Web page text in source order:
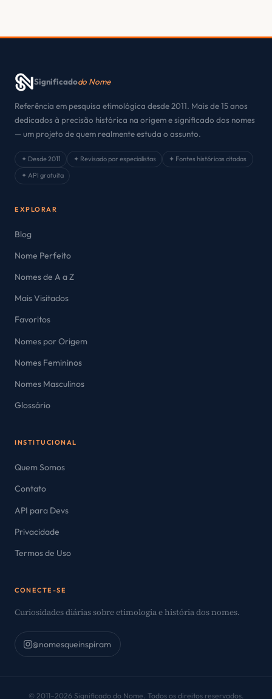
Significadodo Nome
Referência em pesquisa etimológica desde 2011. Mais de 15 anos
dedicados à precisão histórica na origem e significado dos nomes
— um projeto de quem realmente estuda o assunto.
✦ Desde 2011 ✦ Revisado por especialistas
✦ Fontes históricas citadas
✦ API gratuita
EXPLORAR
Blog
Nome Perfeito
Nomes de A a Z
Mais Visitados
Favoritos
Nomes por Origem
Nomes Femininos
Nomes Masculinos
Glossário
INSTITUCIONAL
Quem Somos
Contato
API para Devs
Privacidade
Termos de Uso
CONECTE-SE
Curiosidades diárias sobre etimologia e história dos nomes.
@nomesqueinspiram
© 2011–2026 Significado do Nome. Todos os direitos reservados.